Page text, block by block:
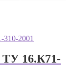
16.К71-